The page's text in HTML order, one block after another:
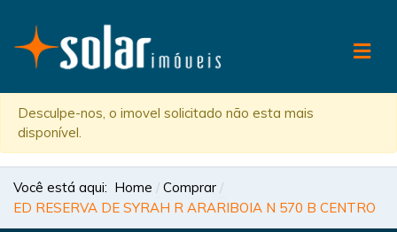
Desculpe-nos, o imovel solicitado não esta mais
disponível.
Você está aqui: Home
Comprar
ED RESERVA DE SYRAH R ARARIBOIA N 570 B CENTRO